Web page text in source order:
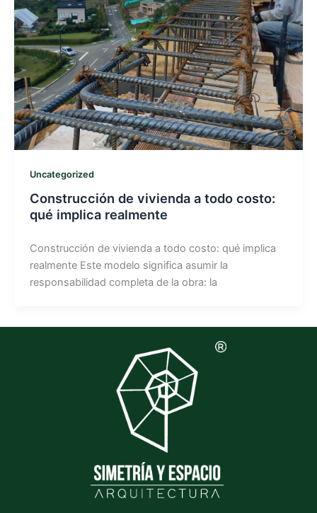
Uncategorized
Construcción de vivienda a todo costo:
qué implica realmente
Construcción de vivienda a todo costo: qué implica
realmente Este modelo significa asumir la
responsabilidad completa de la obra: la